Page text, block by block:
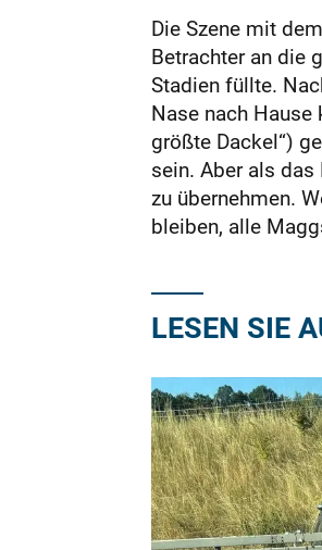
Die Szene mit
Betrachter an die
Stadien füllte.
Nase nach
größte Dackel“)
sein. Aber als
zu übernehmen.
bleiben, alle
LESEN SIE